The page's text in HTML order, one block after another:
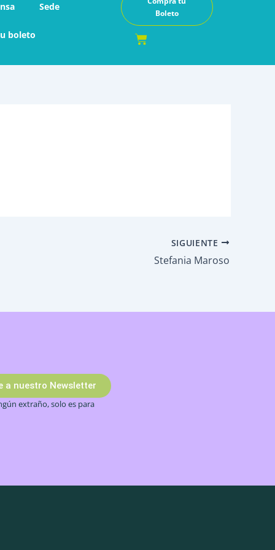
Sede
boleto
Boleto
Cart
SIGUIENTE
Stefania Maroso
a nuestro Newsletter
extraño, solo es para